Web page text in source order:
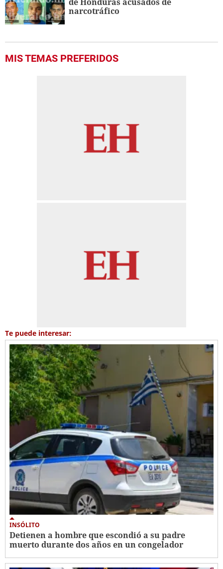
narcotráfico
MIS TEMAS PREFERIDOS
Te puede interesar:
INSÓLITO
Detienen a hombre que escondió a su padre
muerto durante dos años en un congelador